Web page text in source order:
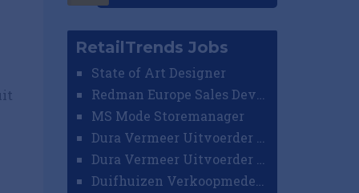
RetailTrends Jobs
State of Art Designer
MS Mode Storemanager